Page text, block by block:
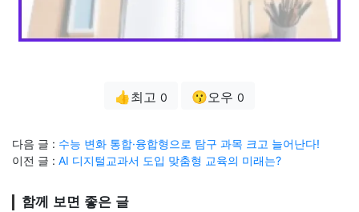
👍최고 0 😗오우 0
다음 글 : 수능 변화 통합·융합형으로 탐구 과목 크고 늘어난다!
이전 글 : AI 디지털교과서 도입 맞춤형 교육의 미래는?
함께 보면 좋은 글